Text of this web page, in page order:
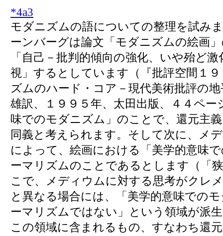
*4a3
モダニズムの語についての整理を試み
ーンバーグは論文「モダニズムの絵画
「自己－批判的傾向の強化、いや殆ど
視」するとしています（『批評空間１
ズムのハード・コア－現代美術批評の
雄訳、１９９５年、太田出版、４４ペ
味でのモダニズム」のことで、還元主
同義と考えられます。そして次に、メ
によって、絵画における「美学的意味
ーマリズムのことであるとします（「
こで、メディウムに対する思考がクレ
と異なる場合には、「美学的意味での
ーマリズムではない」という領域が派
この領域に含まれるもの、すなわち還